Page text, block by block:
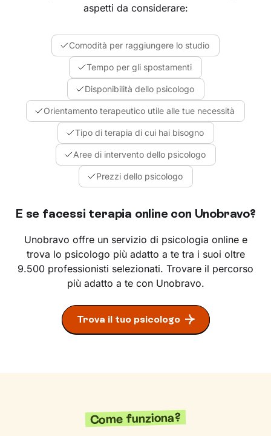
aspetti da considerare:
Comodità per raggiungere lo studio
Tempo per gli spostamenti
Disponibilità dello psicologo
Orientamento terapeutico utile alle tue necessità
Tipo di terapia di cui hai bisogno
Aree di intervento dello psicologo
Prezzi dello psicologo
E se facessi terapia online con Unobravo?
Unobravo offre un servizio di psicologia online e
trova lo psicologo più adatto a te tra i suoi oltre
9.500 professionisti selezionati. Trovare il percorso
più adatto a te con Unobravo.
Trova il tuo psicologo
Come funziona?